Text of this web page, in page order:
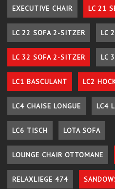
EXECUTIVE CHAIR LC 21
LC 22 SOFA 2-SITZER LC
LC 32 SOFA 2-SITZER LC
LC1 BASCULANT LC2
LC4 CHAISE LONGUE LC4
LC6 TISCH LOTA SOFA
LOUNGE CHAIR OTTOMANE
RELAXLIEGE 474